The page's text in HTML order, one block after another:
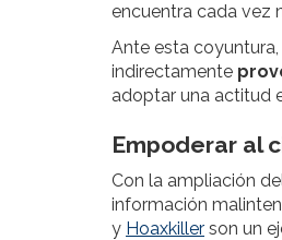
encuentra cada vez
Ante esta
indirectamente
adoptar una actitud
Empoderar al
Con la ampliación
información
y Hoaxkiller son un